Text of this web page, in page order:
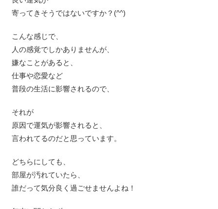
寄ってきそうではないですか？(^^)
こんな感じで、
人の感覚でしかありませんが、
嫌なことがあると、
仕事や恋愛など
普段の生活に影響されるので、
それが
原因で運気が影響されると、
言われてるのだと思っています。
どちらにしても、
部屋が汚れていたら、
誰だって気分良く過ごせませんよね！